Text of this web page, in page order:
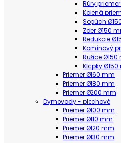
Rúry
Kolená
Sopúch
Zder Ø150
Redukcie
Komínový
Ružice Ø150
Klapky Ø150
Priemer Ø160 mm
Priemer Ø180 mm
Priemer Ø200 mm
Dymovody - plechové
Priemer Ø100 mm
Priemer Ø110 mm
Priemer Ø120 mm
Priemer Ø130 mm